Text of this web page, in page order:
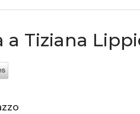
a Tiziana